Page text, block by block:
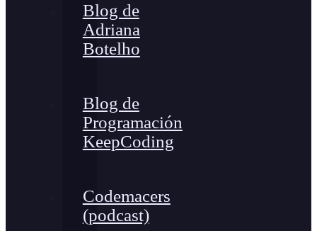
Blog de
Adriana
Botelho
Blog de
Programación
KeepCoding
Codemacers
(podcast)